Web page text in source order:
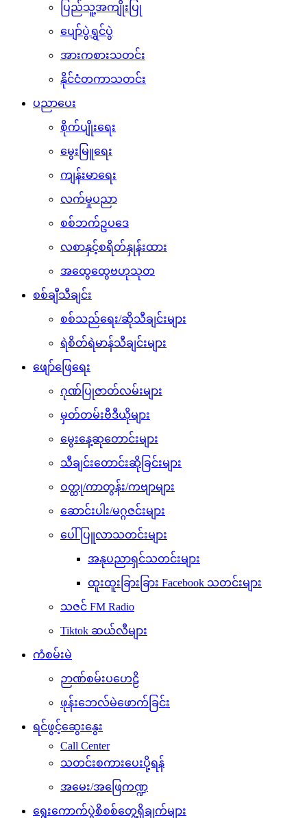
ပြည်သူ့အကျိုးပြု
ပျော်ပွဲရွှင်ပွဲ
အားကစားသတင်း
နိုင်ငံတကာသတင်း
ပညာပေး
စိုက်ပျိုးရေး
မွေးမြူရေး
ကျန်းမာရေး
လက်မှုပညာ
စစ်ဘက်ဥပဒေ
လစာနှင့်စရိတ်နှုန်းထား
အထွေထွေဗဟုသုတ
စစ်ချီသီချင်း
စစ်သည်ရေး/ဆိုသီချင်းများ
ရဲစိတ်ရဲမာန်သီချင်းများ
ဖျော်ဖြေရေး
ဂုဏ်ပြုဇာတ်လမ်းများ
မှတ်တမ်းဗီဒီယိုများ
မွေးနေ့ဆုတောင်းများ
သီချင်းတောင်းဆိုခြင်းများ
ဝတ္ထု/ကာတွန်း/ကဗျာများ
ဆောင်းပါး/မဂ္ဂဇင်းများ
ပေါ်ပြူလာသတင်းများ
အနုပညာရှင်သတင်းများ
ထူးထူးခြားခြား Facebook သတင်းများ
သဇင် FM Radio
Tiktok ဆယ်လီများ
ကံစမ်းမဲ
ဉာဏ်စမ်းပဟေဠိ
ဖုန်းဘေလ်မဲဖောက်ခြင်း
ရင်ဖွင့်ဆွေးနွေး
Call Center
သတင်းစကားပေးပို့ရန်
အမေး/အဖြေကဏ္ဍ
ရွေးကောက်ပွဲစိစစ်တွေ့ရှိချက်များ